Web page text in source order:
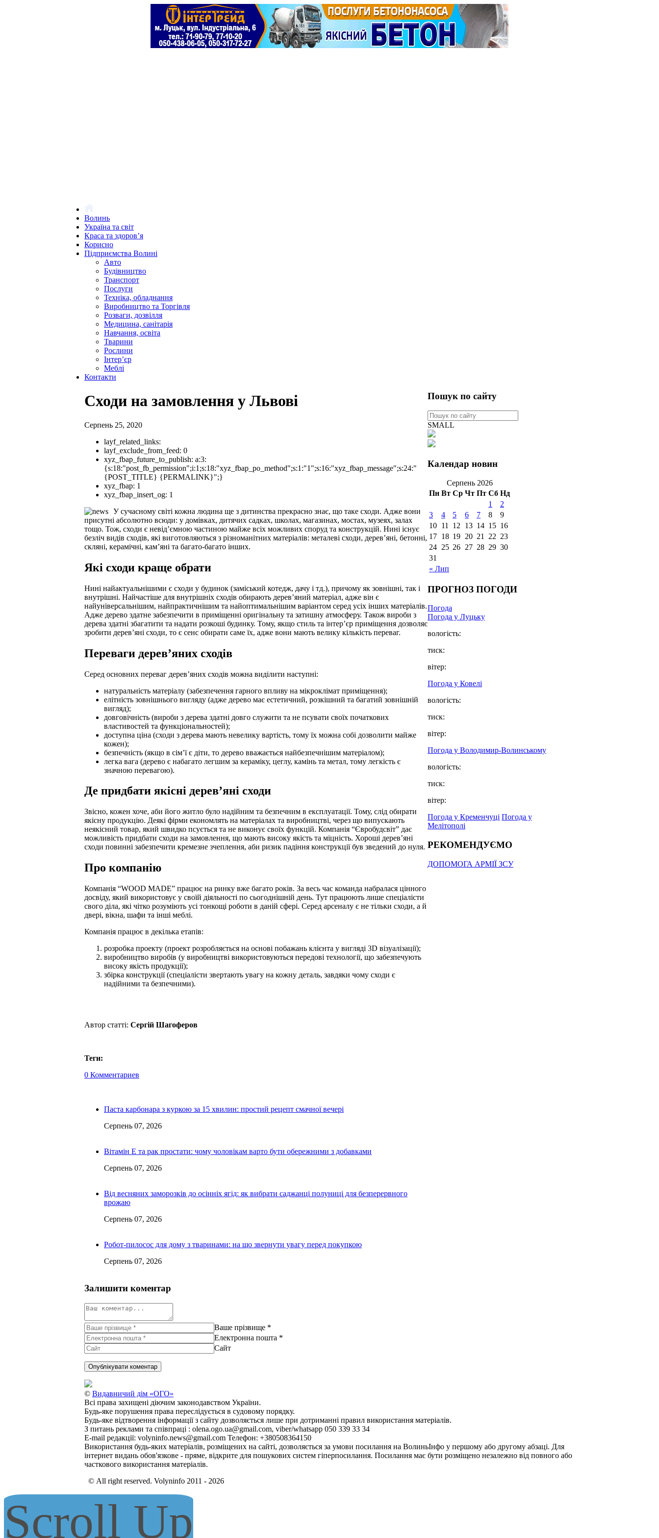
Волинь
Україна та світ
Краса та здоров’я
Корисно
Підприємства Волині
Авто
Будівництво
Транспорт
Послуги
Техніка, обладнання
Виробництво та Торгівля
Розваги, дозвілля
Медицина, санітарія
Навчання, освіта
Тварини
Рослини
Інтер’єр
Меблі
Контакти
Сходи на замовлення у Львові
Серпень 25, 2020
layf_related_links:
layf_exclude_from_feed: 0
xyz_fbap_future_to_publish: a:3:
{s:18:"post_fb_permission";i:1;s:18:"xyz_fbap_po_method";s:1:"1";s:16:"xyz_fbap_message";s:24:"
{POST_TITLE} {PERMALINK}";}
xyz_fbap: 1
xyz_fbap_insert_og: 1
У сучасному світі кожна людина ще з дитинства прекрасно знає, що таке сходи. Адже вони
присутні абсолютно всюди: у домівках, дитячих садках, школах, магазинах, мостах, музеях, залах
тощо. Тож, сходи є невід’ємною частиною майже всіх можливих споруд та конструкцій. Нині існує
безліч видів сходів, які виготовляються з різноманітних матеріалів: металеві сходи, дерев’яні, бетонні,
скляні, керамічні, кам’яні та багато-багато інших.
Які сходи краще обрати
Нині найактуальнішими є сходи у будинок (заміський котедж, дачу і тд.), причому як зовнішні, так і
внутрішні. Найчастіше для внутрішніх сходів обирають дерев’яний матеріал, адже він є
найуніверсальнішим, найпрактичнішим та найоптимальнішим варіантом серед усіх інших матеріалів.
Адже дерево здатне забезпечити в приміщенні оригінальну та затишну атмосферу. Також вироби з
дерева здатні збагатити та надати розкоші будинку. Тому, якщо стиль та інтер’єр приміщення дозволяє
зробити дерев’яні сходи, то є сенс обирати саме їх, адже вони мають велику кількість переваг.
Переваги дерев’яних сходів
Серед основних переваг дерев’яних сходів можна виділити наступні:
натуральність матеріалу (забезпечення гарного впливу на мікроклімат приміщення);
елітність зовнішнього вигляду (адже дерево має естетичний, розкішний та багатий зовнішній
вигляд);
довговічність (вироби з дерева здатні довго служити та не псувати своїх початкових
властивостей та функціональностей);
доступна ціна (сходи з дерева мають невелику вартість, тому їх можна собі дозволити майже
кожен);
безпечність (якщо в сім’ї є діти, то дерево вважається найбезпечнішим матеріалом);
легка вага (дерево є набагато легшим за кераміку, цеглу, камінь та метал, тому легкість є
значною перевагою).
Де придбати якісні дерев’яні сходи
Звісно, кожен хоче, аби його житло було надійним та безпечним в експлуатації. Тому, слід обирати
якісну продукцію. Деякі фірми економлять на матеріалах та виробництві, через що випускають
неякісний товар, який швидко псується та не виконує своїх функцій. Компанія “Євробудсвіт” дає
можливість придбати сходи на замовлення, що мають високу якість та міцність. Хороші дерев’яні
сходи повинні забезпечити кремезне зчеплення, аби ризик падіння конструкції був зведений до нуля.
Про компанію
Компанія “WOOD MADE” працює на ринку вже багато років. За весь час команда набралася цінного
досвіду, який використовує у своїй діяльності по сьогоднішній день. Тут працюють лише спеціалісти
свого діла, які чітко розуміють усі тонкощі роботи в даній сфері. Серед арсеналу є не тільки сходи, а й
двері, вікна, шафи та інші меблі.
Компанія працює в декілька етапів:
розробка проекту (проект розробляється на основі побажань клієнта у вигляді 3D візуалізації);
виробництво виробів (у виробництві використовуються передові технології, що забезпечують
високу якість продукції);
збірка конструкції (спеціалісти звертають увагу на кожну деталь, завдяки чому сходи є
надійними та безпечними).
Автор статті: Сергій Шагоферов
Теги:
0 Комментариев
Паста карбонара з куркою за 15 хвилин: простий рецепт смачної вечері
Серпень 07, 2026
Вітамін Е та рак простати: чому чоловікам варто бути обережними з добавками
Серпень 07, 2026
Від весняних заморозків до осінніх ягід: як вибрати саджанці полуниці для безперервного
врожаю
Серпень 07, 2026
Робот-пилосос для дому з тваринами: на що звернути увагу перед покупкою
Серпень 07, 2026
Залишити коментар
Ваше прізвище *
Електронна пошта *
Сайт
Пошук по сайту
SMALL
Календар новин
Серпень 2026
Пн Вт Ср Чт Пт Сб Нд
« Лип
1
2
3
4 5 6 7 8
9
10 11 12 13 14 15 16
17 18 19 20 21 22 23
24 25 26 27 28 29 30
31
ПРОГНОЗ ПОГОДИ
Погода
Погода у Луцьку
вологість:
тиск:
вітер:
Погода у Ковелі
вологість:
тиск:
вітер:
Погода у Володимир-Волинському
вологість:
тиск:
вітер:
Погода у Кременчуці Погода у
Мелітополі
РЕКОМЕНДУЄМО
ДОПОМОГА АРМІЇ ЗСУ
© Видавничий дім «ОГО»
Всі права захищені діючим законодавством України.
Будь-яке порушення права переслідується в судовому порядку.
Будь-яке відтворення інформації з сайту дозволяється лише при дотриманні правил використання матеріалів.
З питань реклами та співпраці : olena.ogo.ua@gmail.com, viber/whatsapp 050 339 33 34
E-mail редакції: volyninfo.news@gmail.com Телефон: +380508364150
Використання будь-яких матеріалів, розміщених на сайті, дозволяється за умови посилання на ВолиньІнфо у першому або другому абзаці. Для
інтернет видань обов'язкове - пряме, відкрите для пошукових систем гіперпосилання. Посилання має бути розміщено незалежно від повного або
часткового використання матеріалів.
© All right reserved. Volyninfo 2011 - 2026
Scroll Up